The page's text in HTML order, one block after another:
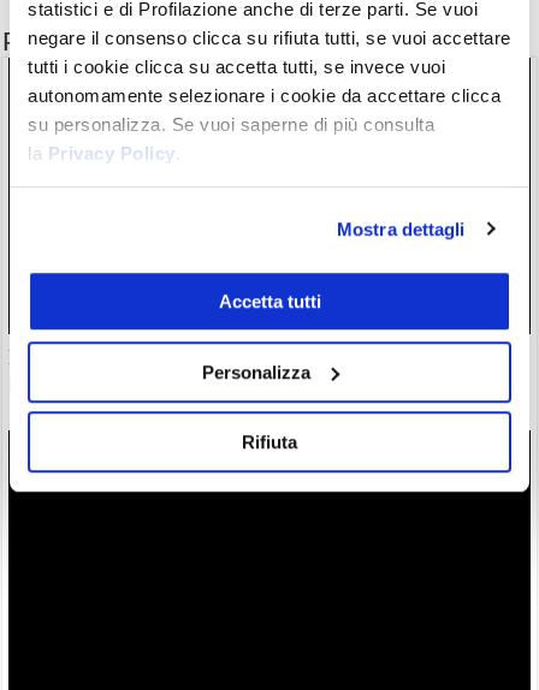
statistici e di Profilazione anche di terze parti. Se vuoi
negare il consenso clicca su rifiuta tutti, se vuoi accettare
tutti i cookie clicca su accetta tutti, se invece vuoi
autonomamente selezionare i cookie da accettare clicca
su personalizza. Se vuoi saperne di più consulta
la Privacy Policy.
Mostra dettagli
Accetta tutti
Personalizza
Rifiuta
Potrebbe interessarti anche
Il “nuovo Warren Buffett” crolla insieme all’AI. Da marzo
28/07/26 20:17